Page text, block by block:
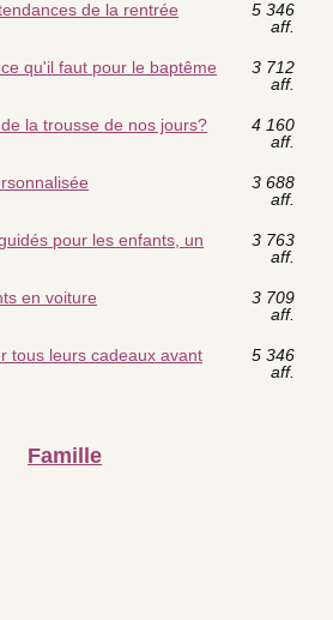
de la rentrée
5 346
aff.
qu'il faut pour le baptême
3 712
aff.
la trousse de nos jours?
4 160
aff.
3 688
aff.
pour les enfants, un
3 763
aff.
en voiture
3 709
aff.
tous leurs cadeaux avant
5 346
aff.
Famille